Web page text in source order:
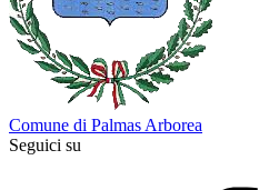
Comune di Palmas Arborea
Seguici su